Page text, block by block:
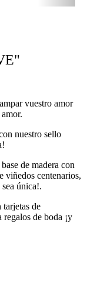
vuestro amor
nuestro sello
de madera con
viñedos centenarios,
única!.
tarjetas de
regalos de boda ¡y